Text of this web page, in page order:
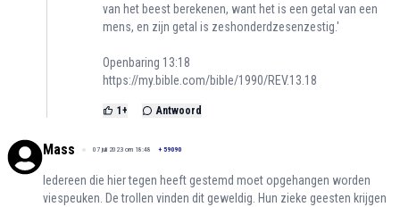
van het beest berekenen, want het is een getal van een
mens, en zijn getal is zeshonderdzesenzestig.'
Openbaring 13:18
https://my.bible.com/bible/1990/REV.13.18
1 + Antwoord
Mass 07 juli 2023 om 18:48 + 59090
Iedereen die hier tegen heeft gestemd moet opgehangen worden
viespeuken. De trollen vinden dit geweldig. Hun zieke geesten krijgen